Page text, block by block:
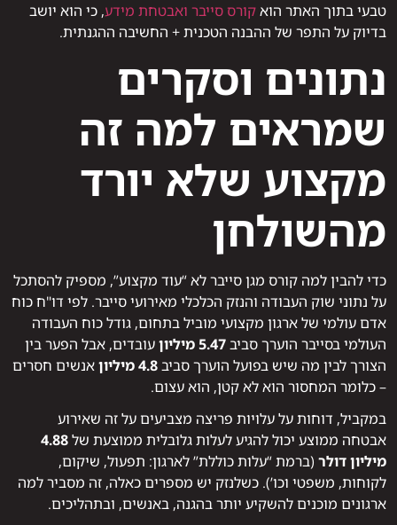
טבעי בתוך האתר הואקורס סייבר ואבטחת מידע, כי הוא יושב
בדיוק על התפר של ההבנה הטכנית + החשיבה ההגנתית.
נתונים וסקרים
שמראים למה זה
מקצוע שלא יורד
מהשולחן
כדי להבין למה קורס מגן סייבר לא “עוד מקצוע”, מספיק להסתכל
על נתוני שוק העבודה והנזק הכלכלי מאירועי סייבר. לפי דו"ח כוח
אדם עולמי של ארגון מקצועי מוביל בתחום, גודל כוח העבודה
העולמי בסייבר הוערך סביב5.47 מיליון
עובדים, אבל הפער בין
הצורך לבין מה שיש בפועל הוערך סביב4.8 מיליון
אנשים חסרים
– כלומר המחסור הוא לא קטן, הוא עצום.
במקביל, דוחות על עלויות פריצה מצביעים על זה שאירוע
אבטחה ממוצע יכול להגיע לעלות גלובלית ממוצעת של4.88
מיליון דולר (ברמת “עלות כוללת” לארגון: תפעול, שיקום,
לקוחות, משפטי וכו’). כשלנזק יש מספרים כאלה, זה מסביר למה
ארגונים מוכנים להשקיע יותר בהגנה, באנשים, ובתהליכים.